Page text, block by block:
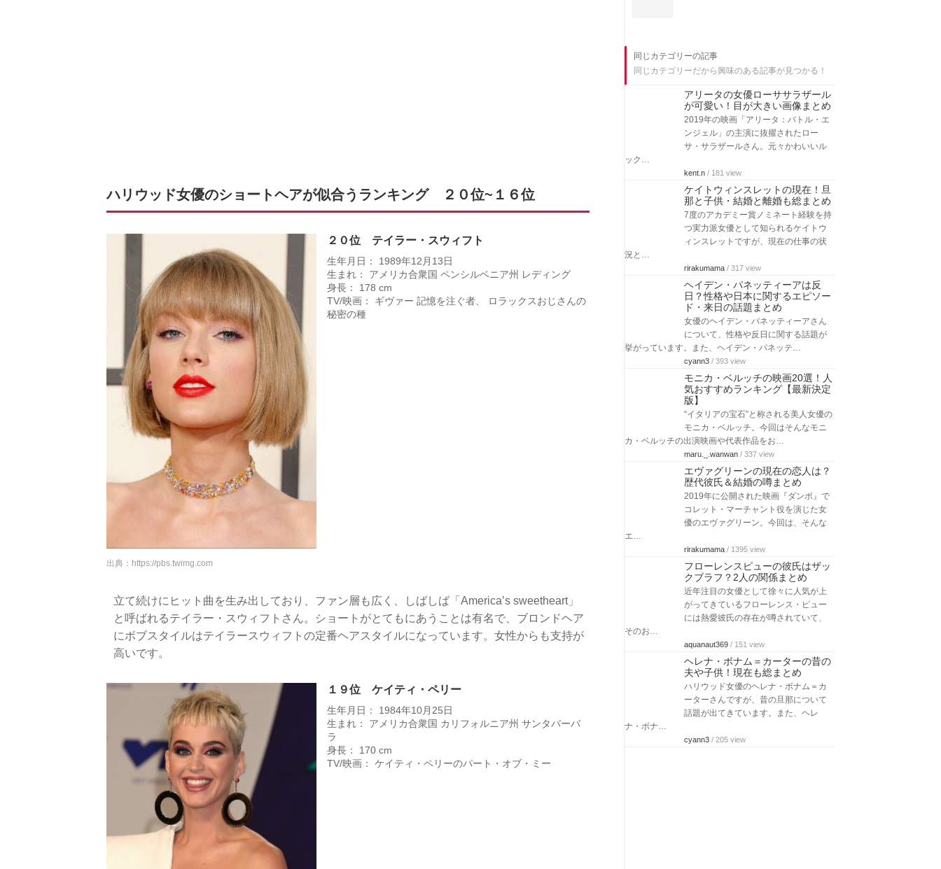
ハリウッド女優のショートヘアが似合うランキング ２０位~１６位
２０位 テイラー・スウィフト
生年月日： 1989年12月13日
生まれ： アメリカ合衆国 ペンシルベニア州 レディング
身長： 178 cm
TV/映画： ギヴァー 記憶を注ぐ者、 ロラックスおじさんの
秘密の種
出典： https://pbs.twimg.com
立て続けにヒット曲を生み出しており、ファン層も広く、しばしば「America’s sweetheart」
と呼ばれるテイラー・スウィフトさん。ショートがとてもにあうことは有名で、ブロンドヘア
にボブスタイルはテイラースウィフトの定番ヘアスタイルになっています。女性からも支持が
高いです。
１９位 ケイティ・ペリー
生年月日： 1984年10月25日
生まれ： アメリカ合衆国 カリフォルニア州 サンタバーバ
ラ
身長： 170 cm
TV/映画： ケイティ・ペリーのパート・オブ・ミー
同じカテゴリーの記事
同じカテゴリーだから興味のある記事が見つかる！
アリータの女優ローササラザール
が可愛い！目が大きい画像まとめ
2019年の映画「アリータ：バトル・エ
ンジェル」の主演に抜擢されたロー
サ・サラザールさん。元々かわいいル
ック…
kent.n / 181 view
ケイトウィンスレットの現在！旦
那と子供・結婚と離婚も総まとめ
7度のアカデミー賞ノミネート経験を持
つ実力派女優として知られるケイトウ
ィンスレットですが、現在の仕事の状
況と…
rirakumama / 317 view
ヘイデン・パネッティーアは反
日？性格や日本に関するエピソー
ド・来日の話題まとめ
女優のヘイデン・パネッティーアさん
について、性格や反日に関する話題が
挙がっています。また、ヘイデン・パネッテ…
cyann3 / 393 view
モニカ・ベルッチの映画20選！人
気おすすめランキング【最新決定
版】
“イタリアの宝石”と称される美人女優の
モニカ・ベルッチ。今回はそんなモニ
カ・ベルッチの出演映画や代表作品をお…
maru._.wanwan / 337 view
エヴァグリーンの現在の恋人は？
歴代彼氏＆結婚の噂まとめ
2019年に公開された映画『ダンボ』で
コレット・マーチャント役を演じた女
優のエヴァグリーン。今回は、そんな
エ…
rirakumama / 1395 view
フローレンスピューの彼氏はザッ
クブラフ？2人の関係まとめ
近年注目の女優として徐々に人気が上
がってきているフローレンス・ピュー
には熱愛彼氏の存在が噂されていて、
そのお…
aquanaut369 / 151 view
ヘレナ・ボナム＝カーターの昔の
夫や子供！現在も総まとめ
ハリウッド女優のヘレナ・ボナム＝カ
ーターさんですが、昔の旦那について
話題が出てきています。また、ヘレ
ナ・ボナ…
cyann3 / 205 view